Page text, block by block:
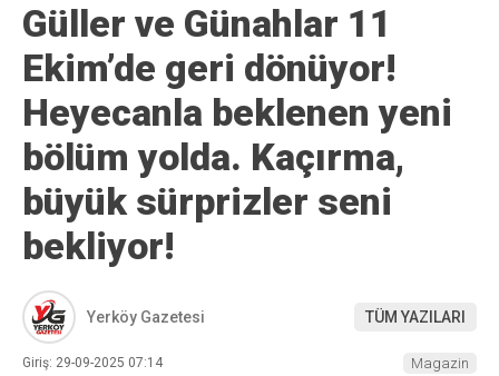
Güller ve Günahlar 11
Ekim’de geri dönüyor!
Heyecanla beklenen yeni
bölüm yolda. Kaçırma,
büyük sürprizler seni
bekliyor!
Yerköy Gazetesi TÜM YAZILARI
Giriş: 29-09-2025 07:14 Magazin